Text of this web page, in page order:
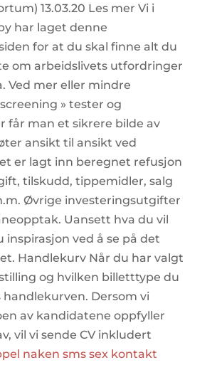
13.03.20 Les mer Vi i
har laget denne
for at du skal finne alt du
om arbeidslivets utfordringer
Ved mer eller mindre
» tester og
får man et sikrere bilde av
ansikt til ansikt ved
er lagt inn beregnet refusjon
tilskudd, tippemidler, salg
Øvrige investeringsutgifter
Uansett hva du vil
inspirasjon ved å se på det
Handlekurv Når du har valgt
og hvilken billetttype du
handlekurven. Dersom vi
av kandidatene oppfyller
vil vi sende CV inkludert
naken sms sex kontakt